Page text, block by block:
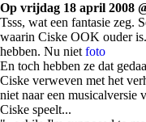
Op vrijdag 18 april 2008
Tsss, wat een fantasie zeg.
waarin Ciske OOK ouder
hebben. Nu niet foto
En toch hebben ze dat
Ciske verweven met het
niet naar een musicalversie
Ciske speelt...